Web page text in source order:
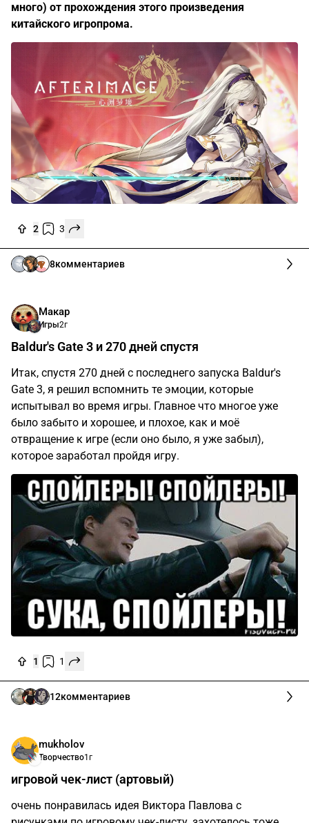
много) от прохождения этого произведения
китайского игропрома.
2 3
8комментариев
Макар
Игры2г
Baldur's Gate 3 и 270 дней спустя
Итак, спустя 270 дней с последнего запуска Baldur's
Gate 3, я решил вспомнить те эмоции, которые
испытывал во время игры. Главное что многое уже
было забыто и хорошее, и плохое, как и моё
отвращение к игре (если оно было, я уже забыл),
которое заработал пройдя игру.
1 1
12комментариев
mukholov
Творчество1г
игровой чек-лист (артовый)
очень понравилась идея Виктора Павлова с